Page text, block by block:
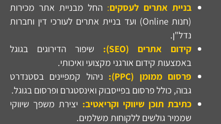
בניית אתרים לעסקים: החל מבניית אתר מכירות
(חנות Online) ועד בניית אתרים לעורכי דין וחברות
נדל"ן.
קידום אתרים (SEO):
שיפור הדירוגים בגוגל
באמצעות קידום אורגני מקצועי ואיכותי.
פרסום ממומן (PPC):
ניהול קמפיינים בסטנדרט
גבוה, כולל פרסום בפייסבוק ואינסטגרם ופרסום בגוגל.
כתיבת תוכן שיווקי וקריאטיב: יצירת משפך שיווקי
שממיר גולשים ללקוחות משלמים.